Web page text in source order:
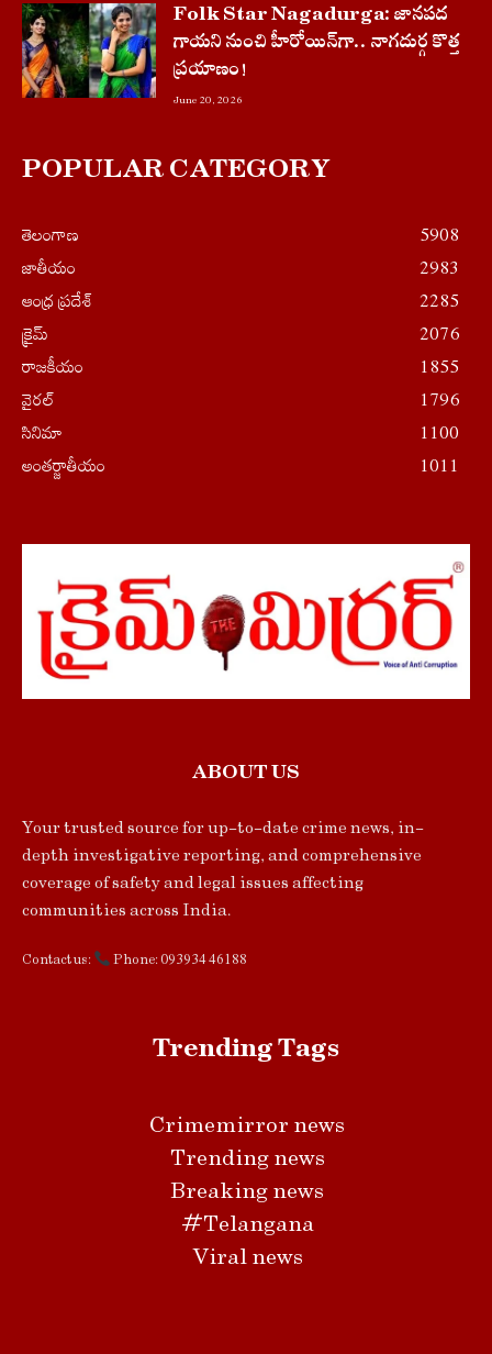
Folk Star Nagadurga: జానపద
గాయని నుంచి హీరోయిన్‌గా.. నాగదుర్గ కొత్త
ప్రయాణం!
June 20, 2026
POPULAR CATEGORY
తెలంగాణ
5908
జాతీయం
2983
ఆంధ్ర ప్రదేశ్
2285
క్రైమ్
2076
రాజకీయం
1855
వైరల్
1796
సినిమా
1100
అంతర్జాతీయం
1011
ABOUT US
Your trusted source for up-to-date crime news, in-
depth investigative reporting, and comprehensive
coverage of safety and legal issues affecting
communities across India.
Contact us: Phone: 093934 46188
Trending Tags
Crimemirror news
Trending news
Breaking news
#Telangana
Viral news